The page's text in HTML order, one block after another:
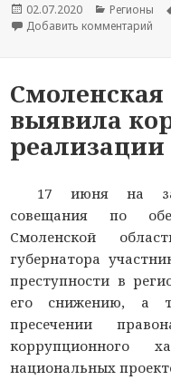
Опубликовано
02.07.2020 Рубрики
Регионы
Добавить комментарий
выявила
17 июня на
совещания по
Смоленской
губернатора
преступности в
его снижению, а
пресечении
коррупционного
национальных